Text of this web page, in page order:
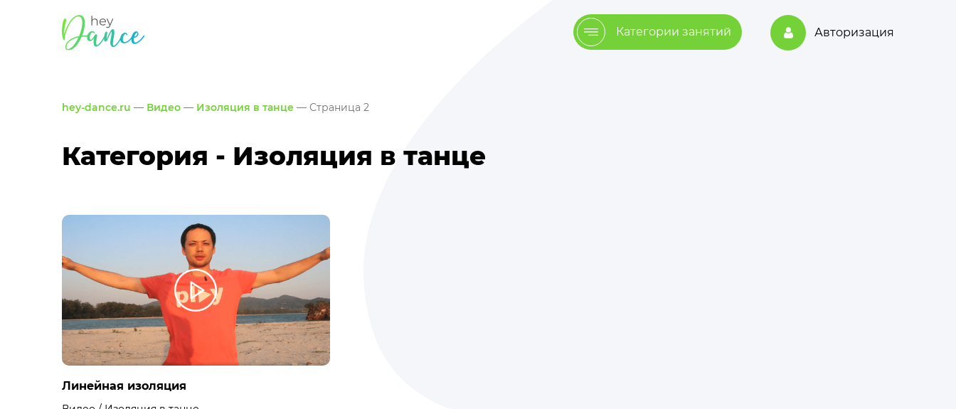
Авторизация
Категории занятий
hey-dance.ru — Видео — Изоляция в танце — Страница 2
Категория - Изоляция в танце
Линейная изоляция